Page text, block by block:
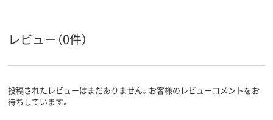
レビュー（0件）
投稿されたレビューはまだありません。お客様のレビューコメントをお
待ちしています。